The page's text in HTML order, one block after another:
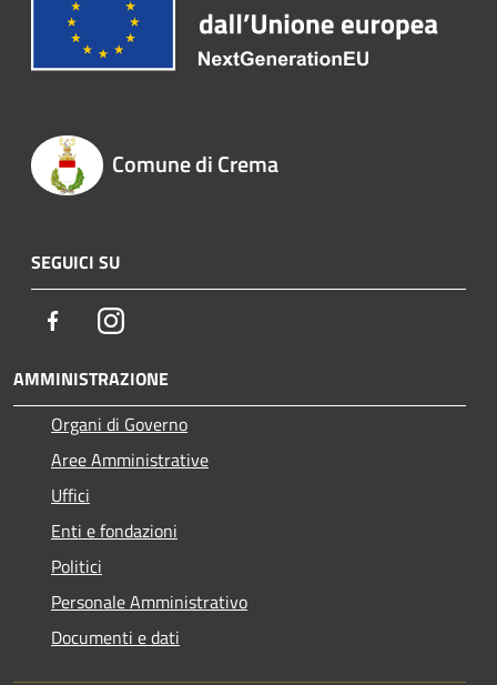
Comune di Crema
SEGUICI SU
FacebookInstagram
AMMINISTRAZIONE
Organi di Governo
Aree Amministrative
Uffici
Enti e fondazioni
Politici
Personale Amministrativo
Documenti e dati